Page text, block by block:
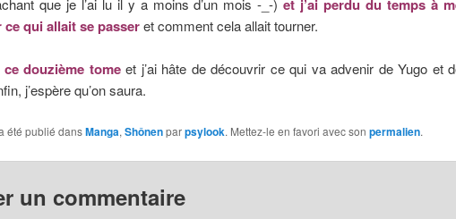
que je l’ai lu il y a moins d’un mois -_-) et j’ai perdu du temps à
ce qui allait se passeret comment cela allait tourner.
ce douzième tomeet j’ai hâte de découvrir ce qui va advenir de Yugo et
j’espère qu’on saura.
été publié dansManga, Shônenparpsylook. Mettez-le en favori avec son permalien.
un commentaire